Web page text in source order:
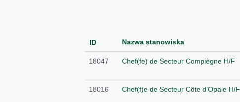
ID Nazwa stanowiska
18047 Chef(fe) de Secteur Compiègne H/F
18016 Chef(f)e de Secteur Côte d'Opale H/F